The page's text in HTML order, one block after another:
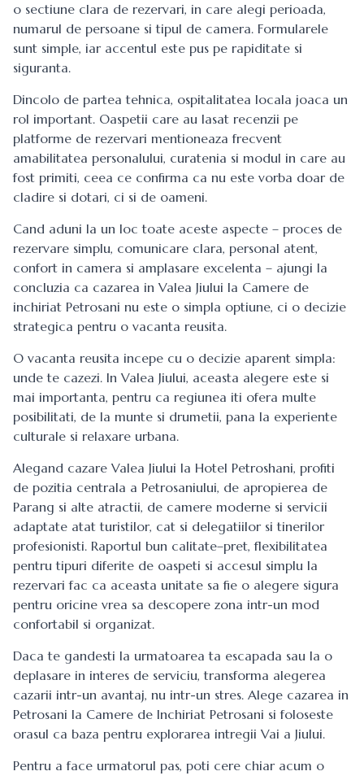
o sectiune clara de rezervari, in care alegi perioada,
numarul de persoane si tipul de camera. Formularele
sunt simple, iar accentul este pus pe rapiditate si
siguranta.
Dincolo de partea tehnica, ospitalitatea locala joaca un
rol important. Oaspetii care au lasat recenzii pe
platforme de rezervari mentioneaza frecvent
amabilitatea personalului, curatenia si modul in care au
fost primiti, ceea ce confirma ca nu este vorba doar de
cladire si dotari, ci si de oameni.
Cand aduni la un loc toate aceste aspecte – proces de
rezervare simplu, comunicare clara, personal atent,
confort in camera si amplasare excelenta – ajungi la
concluzia ca cazarea in Valea Jiului la Camere de
inchiriat Petrosani nu este o simpla optiune, ci o decizie
strategica pentru o vacanta reusita.
O vacanta reusita incepe cu o decizie aparent simpla:
unde te cazezi. In Valea Jiului, aceasta alegere este si
mai importanta, pentru ca regiunea iti ofera multe
posibilitati, de la munte si drumetii, pana la experiente
culturale si relaxare urbana.
Alegand cazare Valea Jiului la Hotel Petroshani, profiti
de pozitia centrala a Petrosaniului, de apropierea de
Parang si alte atractii, de camere moderne si servicii
adaptate atat turistilor, cat si delegatiilor si tinerilor
profesionisti. Raportul bun calitate–pret, flexibilitatea
pentru tipuri diferite de oaspeti si accesul simplu la
rezervari fac ca aceasta unitate sa fie o alegere sigura
pentru oricine vrea sa descopere zona intr-un mod
confortabil si organizat.
Daca te gandesti la urmatoarea ta escapada sau la o
deplasare in interes de serviciu, transforma alegerea
cazarii intr-un avantaj, nu intr-un stres. Alege cazarea in
Petrosani la Camere de Inchiriat Petrosani si foloseste
orasul ca baza pentru explorarea intregii Vai a Jiului.
Pentru a face urmatorul pas, poti cere chiar acum o